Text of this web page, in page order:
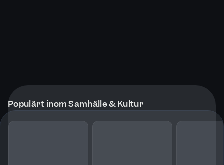
Populärt inom Samhälle & Kultur